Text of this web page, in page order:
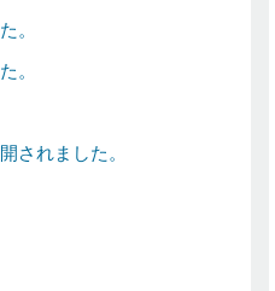
。
。
されました。